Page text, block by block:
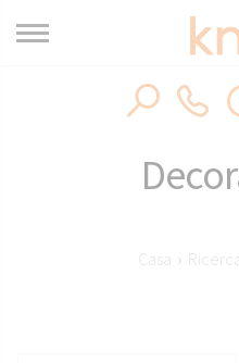
Casa ›